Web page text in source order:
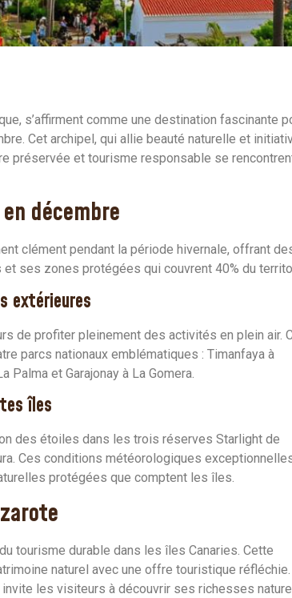
s’affirment comme une destination fascinante
Cet archipel, qui allie beauté naturelle et
préservée et tourisme responsable se
décembre
clément pendant la période hivernale, offrant
ses zones protégées qui couvrent 40% du
extérieures
de profiter pleinement des activités en plein air.
parcs nationaux emblématiques : Timanfaya à
Palma et Garajonay à La Gomera.
îles
des étoiles dans les trois réserves Starlight de
Ces conditions météorologiques
protégées que comptent les îles.
tourisme durable dans les îles Canaries. Cette
naturel avec une offre touristique réfléchie.
invite les visiteurs à découvrir ses richesses